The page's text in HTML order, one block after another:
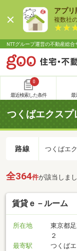
アプリ
複数社
NTTグループ運営の不動産総
0
最近検索した条件 最
つくばエクス
路線 つくばエ
全364件が該当しまし
賃貸ｅ－ルーム
所在地
東京都
２
最寄駅
つくば